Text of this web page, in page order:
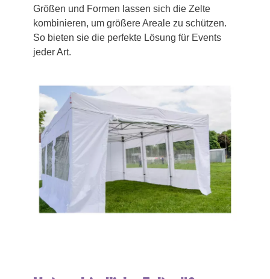
Größen und Formen lassen sich die Zelte
kombinieren, um größere Areale zu schützen.
So bieten sie die perfekte Lösung für Events
jeder Art.